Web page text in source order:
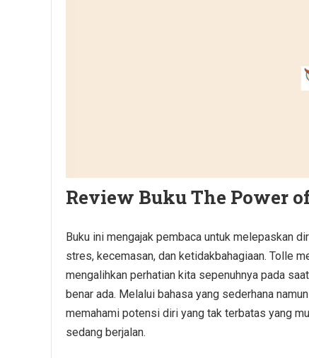
Review Buku The Power
Buku ini mengajak pembaca untuk melepaskan
stres, kecemasan, dan ketidakbahagiaan. Tolle
mengalihkan perhatian kita sepenuhnya pada
benar ada. Melalui bahasa yang sederhana
memahami potensi diri yang tak terbatas yang
sedang berjalan.